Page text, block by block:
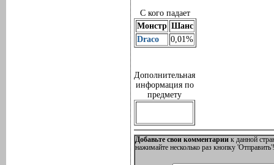
С кого падает
Монстр Шанс
Draco
0,01%
Дополнительная
информация по
предмету
Добавьте свои комментарии к данной
нажимайте несколько раз кнопку